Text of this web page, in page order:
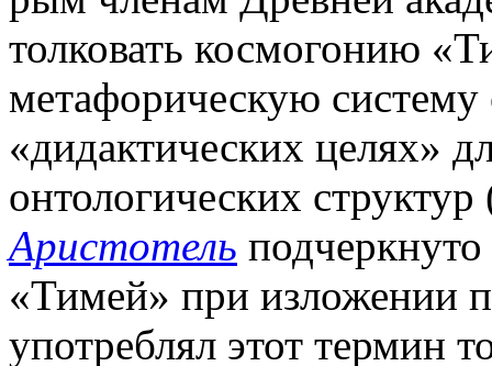
толковать космогонию
метафорическую
«дидактических целях»
онтологических структур
Аристотель
«Тимей» при изложении
употреблял этот термин